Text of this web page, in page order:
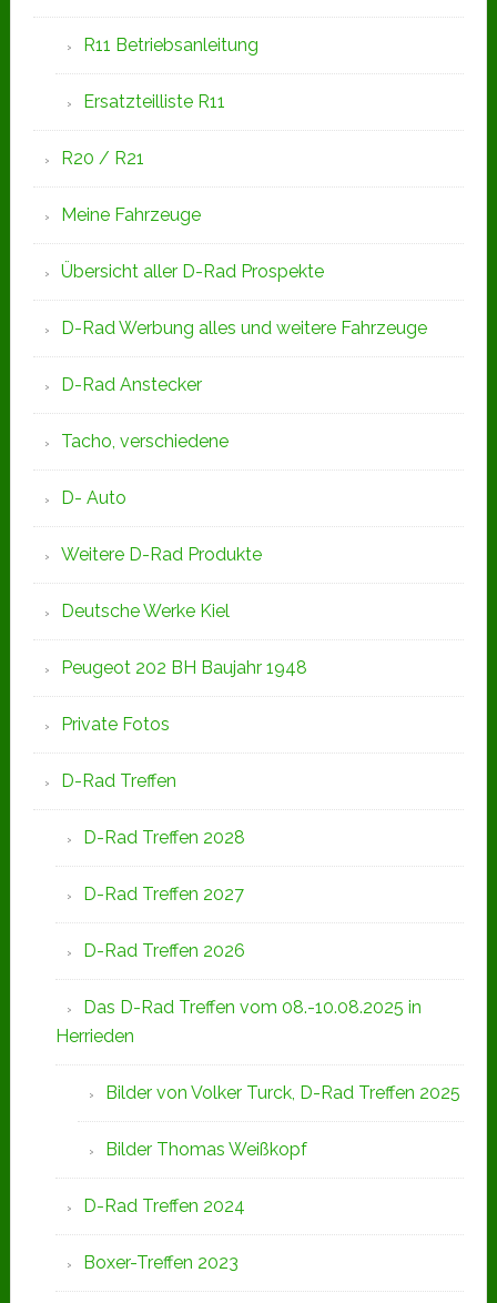
R11 Betriebsanleitung
Ersatzteilliste R11
R20 / R21
Meine Fahrzeuge
Übersicht aller D-Rad Prospekte
D-Rad Werbung alles und weitere Fahrzeuge
D-Rad Anstecker
Tacho, verschiedene
D- Auto
Weitere D-Rad Produkte
Deutsche Werke Kiel
Peugeot 202 BH Baujahr 1948
Private Fotos
D-Rad Treffen
D-Rad Treffen 2028
D-Rad Treffen 2027
D-Rad Treffen 2026
Das D-Rad Treffen vom 08.-10.08.2025 in
Herrieden
Bilder von Volker Turck, D-Rad Treffen 2025
Bilder Thomas Weißkopf
D-Rad Treffen 2024
Boxer-Treffen 2023